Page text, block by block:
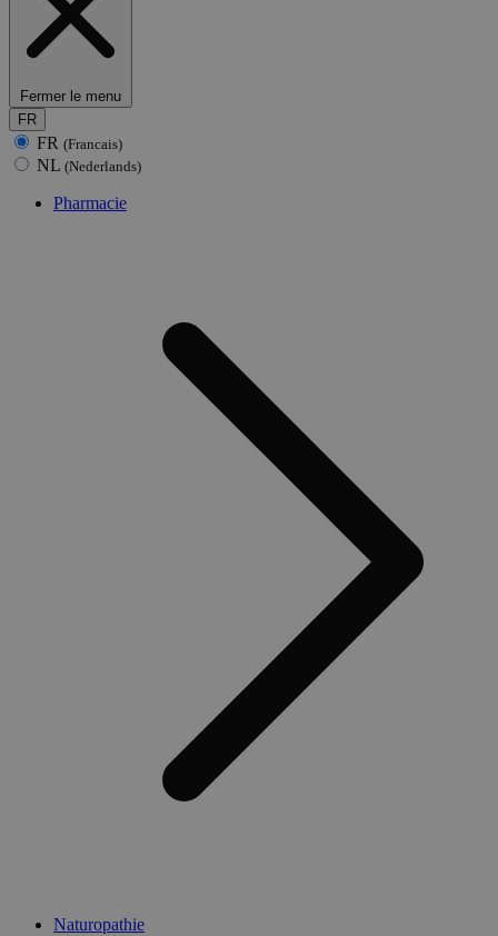
Fermer le menu
FR
FR (Francais)
NL (Nederlands)
Pharmacie
Naturopathie